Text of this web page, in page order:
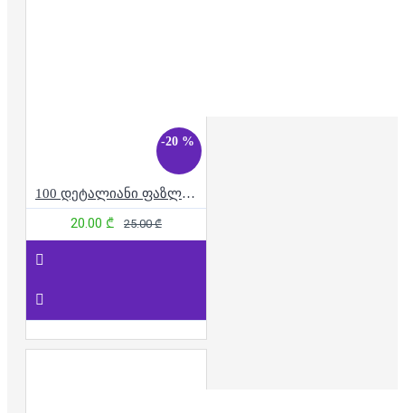
-20 %
100 დეტალიანი ფაზლი - ზღაპრული სოკოები
20.00 ₾ 25.00 ₾